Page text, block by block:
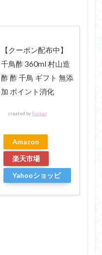
【クーポン配布中】
千鳥酢 360ml 村山造
酢 酢 千鳥 ギフト 無添
加 ポイント消化
created by Rinker
Amazon
楽天市場
Yahooショッピ